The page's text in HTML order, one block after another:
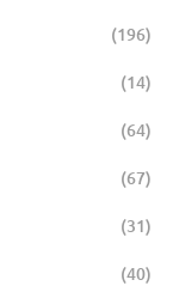
(196)
(14)
(64)
(67)
(31)
(40)